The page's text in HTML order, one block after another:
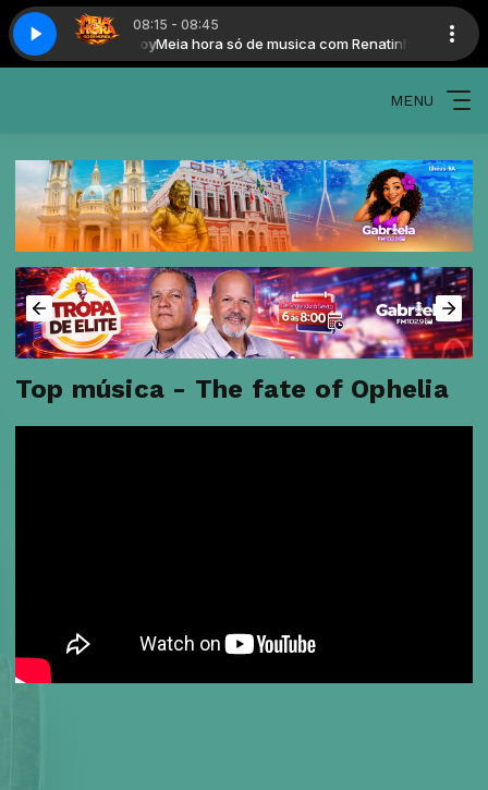
08:15 - 08:45
Renatinho Bad BoyMeia hora só de musica com Renatinho Bad Boy
MENU
Top música - The fate of Ophelia